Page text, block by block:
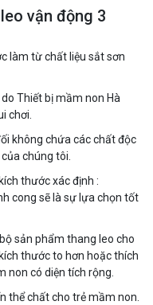
vận động 3
làm từ chất liệu sắt sơn
Thiết bị mầm non Hà
chơi.
không chứa các chất độc
chúng tôi.
thước xác định :
cong sẽ là sự lựa chọn tốt
sản phẩm thang leo cho
thước to hơn hoặc thích
non có diện tích rộng.
thể chất cho trẻ mầm non.